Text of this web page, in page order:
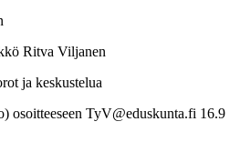
Ritva Viljanen
ja keskustelua
osoitteeseen TyV@eduskunta.fi 16.9